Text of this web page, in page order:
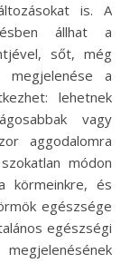
is. A
állhat a
sőt, még
megjelenése a
lehetnek
vagy
aggodalomra
módon
körmeinkre, és
egészsége
egészségi